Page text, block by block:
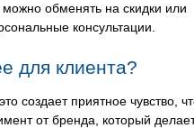
обменять на скидки или
консультации.
для клиента?
создает приятное чувство,
от бренда, который